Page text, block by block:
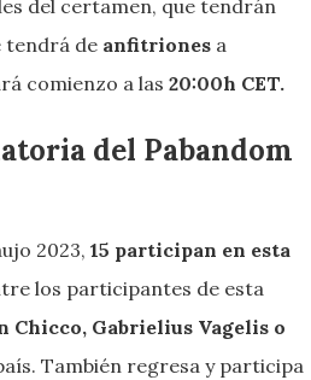
del certamen, que tendrán
tendrá de anfitriones a
comienzo a las 20:00h CET.
del Pabandom
2023, 15 participan en esta
los participantes de esta
Chicco, Gabrielius Vagelis o
También regresa y participa